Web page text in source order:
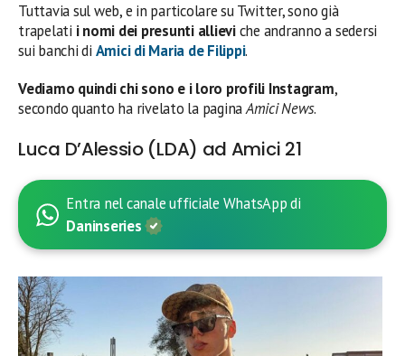
Tuttavia sul web, e in particolare su Twitter, sono già
trapelati i nomi dei presunti allieviche andranno a sedersi
sui banchi di Amici di Maria de Filippi.
Vediamo quindi chi sono e i loro profili Instagram,
secondo quanto ha rivelato la paginaAmici News.
Luca D’Alessio (LDA) ad Amici 21
Entra nel canale ufficiale WhatsApp di
Daninseries